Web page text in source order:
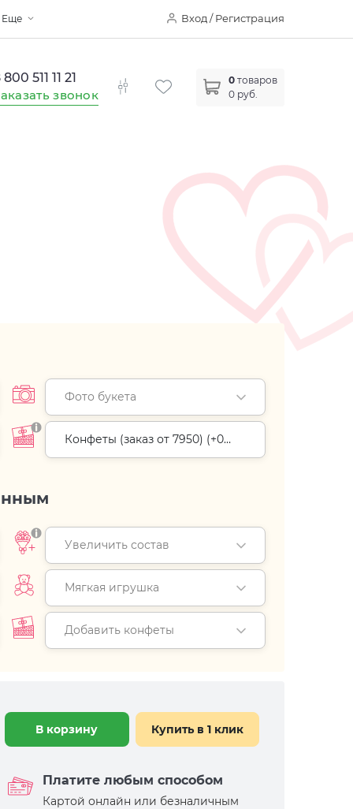
Вход / Регистрация
Еще
0 товаров
0 руб.
511 11 21
звонок
Фото букета
Конфеты (заказ от 7950) (+0
руб.)
Увеличить состав
Мягкая игрушка
Добавить конфеты
В корзину Купить в 1 клик
Платите любым способом
Картой онлайн или безналичным